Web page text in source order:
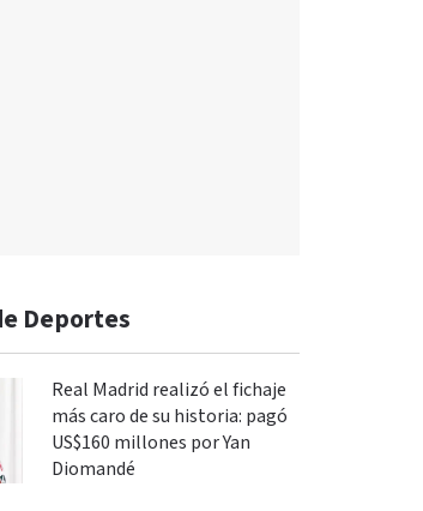
Deportes
Real Madrid realizó el fichaje
más caro de su historia: pagó
US$160 millones por Yan
Diomandé